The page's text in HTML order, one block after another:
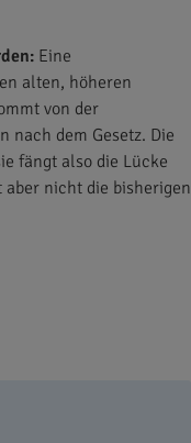
Eine
alten, höheren
von der
nach dem Gesetz. Die
fängt also die Lücke
nicht die bisherigen